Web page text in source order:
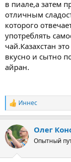
в пиале,а затем
отличным
которого
употреблять
чай.Казахстан
вкусно и сытно
айран.
Р
е
к
ц
и
Иннес
Олег
Опытный